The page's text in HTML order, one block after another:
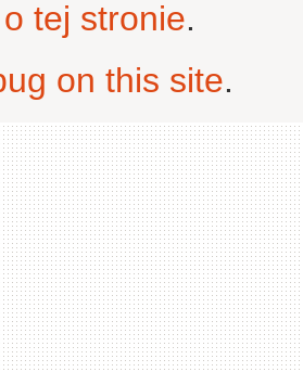
tej stronie.
on this site.